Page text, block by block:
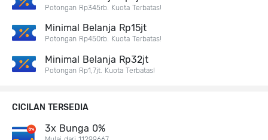
Potongan Rp345rb. Kuota Terbatas!
Minimal Belanja Rp15jt
Potongan Rp450rb. Kuota Terbatas!
Minimal Belanja Rp32jt
Potongan Rp1,7jt. Kuota Terbatas!
CICILAN TERSEDIA
3x Bunga 0%